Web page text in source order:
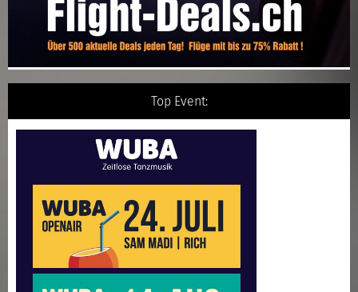
Top Event: